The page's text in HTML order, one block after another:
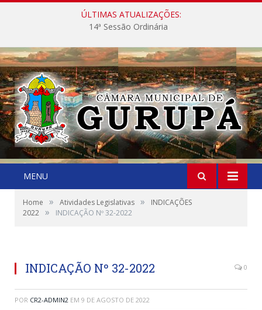
ÚLTIMAS ATUALIZAÇÕES:
14ª Sessão Ordinária
MENU
Home » Atividades Legislativas »
INDICAÇÕES
2022 » INDICAÇÃO Nº 32-2022
INDICAÇÃO Nº 32-2022 0
POR CR2-ADMIN2 EM 9 DE AGOSTO DE 2022